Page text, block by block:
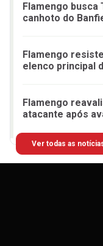
Flamengo
canhoto do
Flamengo
elenco principal
Flamengo
atacante após
Ver todas as